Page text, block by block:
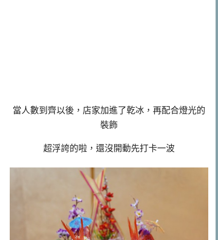
當人數到齊以後，店家加進了乾冰，再配合燈光的
裝飾
超浮誇的啦，還沒開動先打卡一波